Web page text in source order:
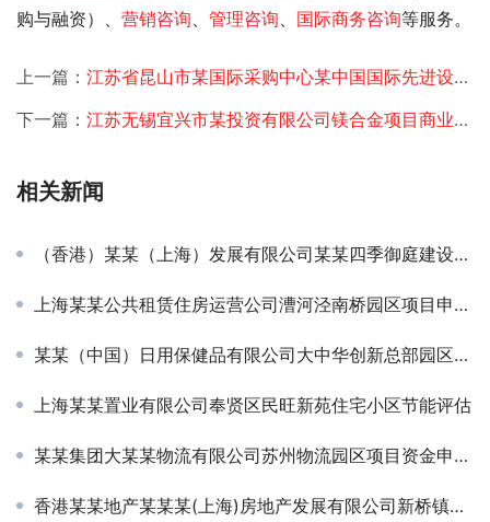
购与融资）、 营销咨询、 管理咨询、 国际商务咨询等服务。
上一篇： 江苏省昆山市某国际采购中心某中国国际先进设备与技术展示交易中心策划
下一篇： 江苏无锡宜兴市某投资有限公司镁合金项目商业计划书编制
相关新闻
（香港）某某（上海）发展有限公司某某四季御庭建设节能评估
上海某某公共租赁住房运营公司漕河泾南桥园区项目申请报告
某某（中国）日用保健品有限公司大中华创新总部园区项目申请报告
上海某某置业有限公司奉贤区民旺新苑住宅小区节能评估
某某集团大某某物流有限公司苏州物流园区项目资金申请报告
香港某某地产某某某(上海)房地产发展有限公司新桥镇某某四季御庭项目申请报告